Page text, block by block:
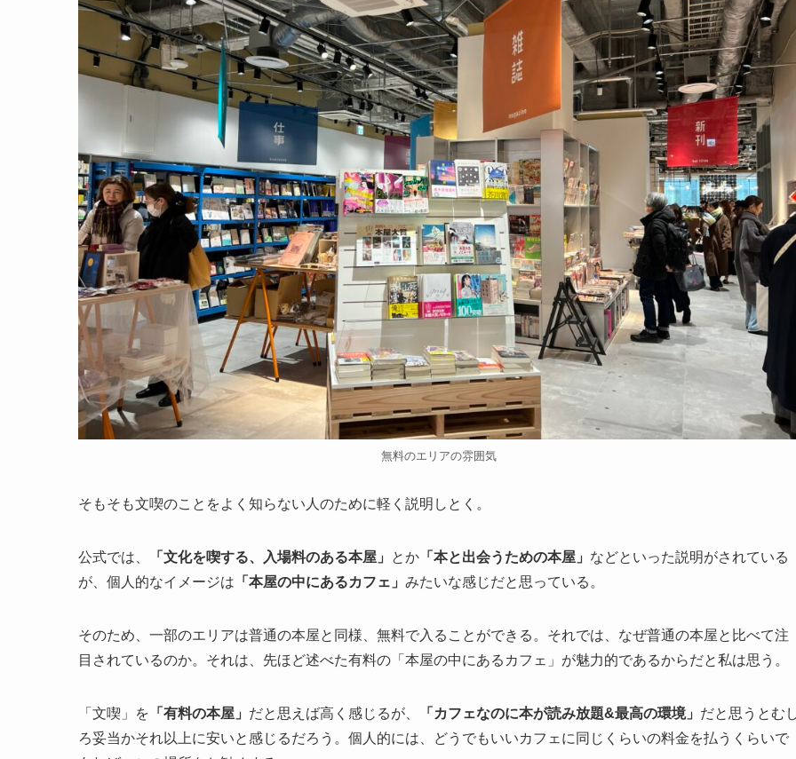
無料のエリアの雰囲気
そもそも文喫のことをよく知らない人のために軽く説明しとく。
公式では、 「文化を喫する、入場料のある本屋」 とか 「本と出会うための本屋」 などといった説明がされている
が、個人的なイメージは 「本屋の中にあるカフェ」 みたいな感じだと思っている。
そのため、一部のエリアは普通の本屋と同様、無料で入ることができる。それでは、なぜ普通の本屋と比べて注
目されているのか。それは、先ほど述べた有料の「本屋の中にあるカフェ」が魅力的であるからだと私は思う。
「文喫」を 「有料の本屋」 だと思えば高く感じるが、 「カフェなのに本が読み放題&最高の環境」 だと思うとむ
ろ妥当かそれ以上に安いと感じるだろう。個人的には、どうでもいいカフェに同じくらいの料金を払うくらいで